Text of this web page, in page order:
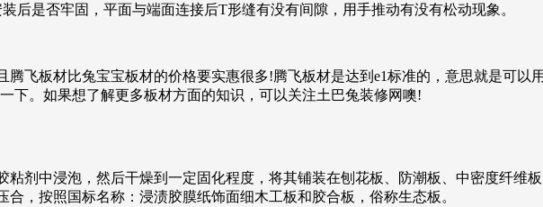
后是否牢固，平面与端面连接后T形缝有没有间隙，用手推动有没有松动现象。
飞板材比兔宝宝板材的价格要实惠很多!腾飞板材是达到e1标准的，意思就是可以
下。如果想了解更多板材方面的知识，可以关注土巴兔装修网噢!
剂中浸泡，然后干燥到一定固化程度，将其铺装在刨花板、防潮板、中密度纤维
，按照国标名称：浸渍胶膜纸饰面细木工板和胶合板，俗称生态板。